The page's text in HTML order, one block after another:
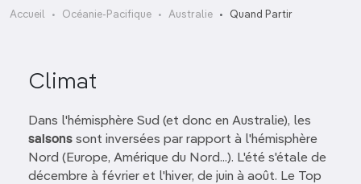
Accueil Océanie-Pacifique Australie Quand Partir
Climat
Dans l'hémisphère Sud (et donc en Australie), les
saisons sont inversées par rapport à l'hémisphère
Nord (Europe, Amérique du Nord...). L'été s'étale de
décembre à février et l'hiver, de juin à août. Le Top